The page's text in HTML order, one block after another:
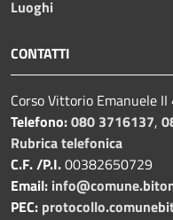
Luoghi
CONTATTI
Corso Vittorio Emanuele
Telefono:080 3716137,
Rubrica telefonica
C.F. /P.I.00382650729
Email:
PEC: